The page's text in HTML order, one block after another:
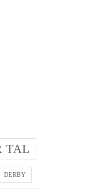
TAL
DERBY